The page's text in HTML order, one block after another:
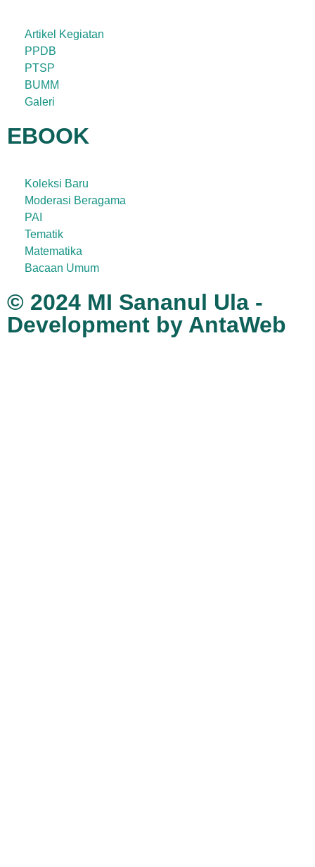
Artikel Kegiatan
PPDB
PTSP
BUMM
Galeri
EBOOK
Koleksi Baru
Moderasi Beragama
PAI
Tematik
Matematika
Bacaan Umum
© 2024 MI Sananul Ula -
Development by AntaWeb